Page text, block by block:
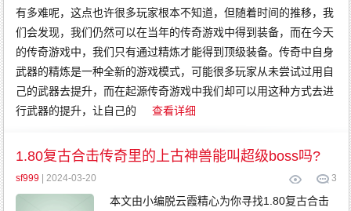
有多难呢，这点也许很多玩家根本不知道，但随着时间的推移，我
们会发现，我们仍然可以在当年的传奇游戏中得到装备，而在今天
的传奇游戏中，我们只有通过精炼才能得到顶级装备。传奇中自身
武器的精炼是一种全新的游戏模式，可能很多玩家从未尝试过用自
己的武器去提升，而在起源传奇游戏中我们却可以用这种方式去进
行武器的提升，让自己的
查看详细
1.80复古合击传奇里的上古神兽能叫超级boss吗?
3
sf999 | 2024-03-20
本文由小编脱云霞精心为你寻找1.80复古合击